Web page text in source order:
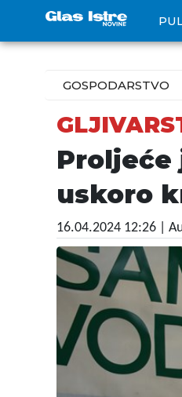
GOSPODARSTVO
Proljeće
uskoro
16.04.2024 12:26 |